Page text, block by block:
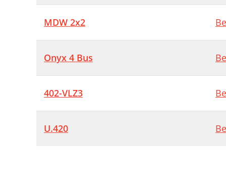
MDW 2x2
Onyx 4 Bus
402-VLZ3
U.420